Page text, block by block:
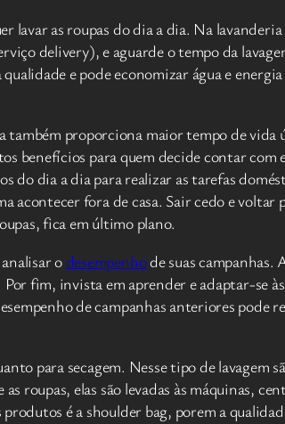
lavar as roupas do dia a dia. Na
delivery), e aguarde o tempo da
e pode economizar água e
também proporciona maior tempo de vida
benefícios para quem decide contar com
dia a dia para realizar as tarefas
acontecer fora de casa. Sair cedo e voltar
fica em último plano.
odesempenhode suas campanhas.
fim, invista em aprender e adaptar-se
de campanhas anteriores pode
para secagem. Nesse tipo de lavagem
roupas, elas são levadas às máquinas,
é a shoulder bag, porem a